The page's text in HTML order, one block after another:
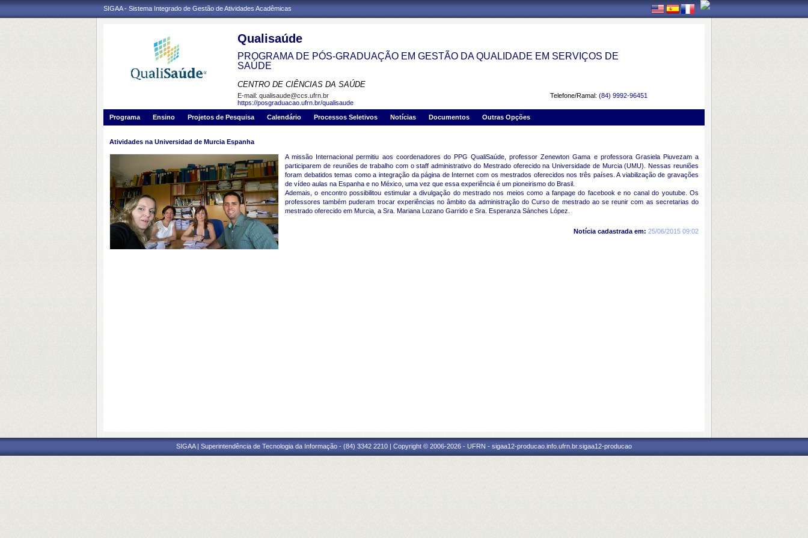
SIGAA - Sistema Integrado de Gestão de Atividades Acadêmicas
Qualisaúde
PROGRAMA DE PÓS-GRADUAÇÃO EM GESTÃO DA QUALIDADE EM SERVIÇOS DE
SAÚDE
CENTRO DE CIÊNCIAS DA SAÚDE
Telefone/Ramal: (84) 9992-96451
E-mail: qualisaude@ccs.ufrn.br
https://posgraduacao.ufrn.br/qualisaude
Programa
Ensino Projetos de Pesquisa Calendário Processos Seletivos Notícias Documentos Outras Opções
Atividades na Universidad de Murcia Espanha
A missão Internacional permitiu aos coordenadores do PPG QualiSaúde, professor Zenewton Gama e professora Grasiela Piuvezam a
participarem de reuniões de trabalho com o staff administrativo do Mestrado oferecido na Universidade de Murcia (UMU). Nessas reuniões
foram debatidos temas como a integração da página de Internet com os mestrados oferecidos nos três países. A viabilização de gravações
de vídeo aulas na Espanha e no México, uma vez que essa experiência é um pioneirismo do Brasil.
Ademais, o encontro possibilitou estimular a divulgação do mestrado nos meios como a fanpage do facebook e no canal do youtube. Os
professores também puderam trocar experiências no âmbito da administração do Curso de mestrado ao se reunir com as secretarias do
mestrado oferecido em Murcia, a Sra. Mariana Lozano Garrido e Sra. Esperanza Sánches López.
Notícia cadastrada em: 25/06/2015 09:02
SIGAA | Superintendência de Tecnologia da Informação - (84) 3342 2210 | Copyright © 2006-2026 - UFRN - sigaa12-producao.info.ufrn.br.sigaa12-producao